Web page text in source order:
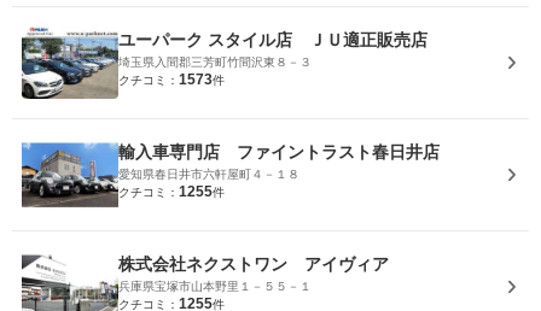
ユーパーク スタイル店 ＪＵ適正販売店
埼玉県入間郡三芳町竹間沢東８－３
クチコミ： 1573件
輸入車専門店 ファイントラスト春日井店
愛知県春日井市六軒屋町４－１８
クチコミ： 1255件
株式会社ネクストワン アイヴィア
兵庫県宝塚市山本野里１－５５－１
クチコミ： 1255件